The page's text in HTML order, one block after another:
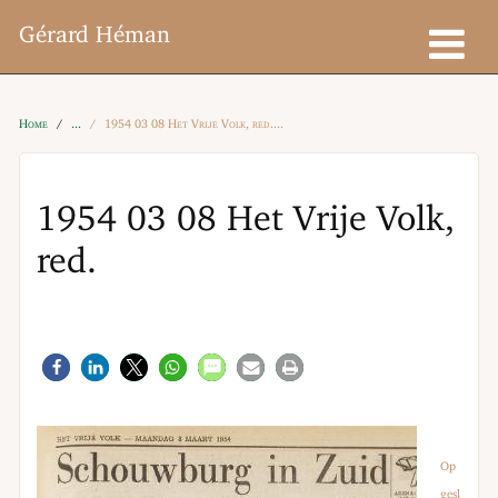
Gérard Héman
Home 1954 03 08 Het Vrije Volk, red.
1954 03 08 Het Vrije Volk,
red.
Op
gesl